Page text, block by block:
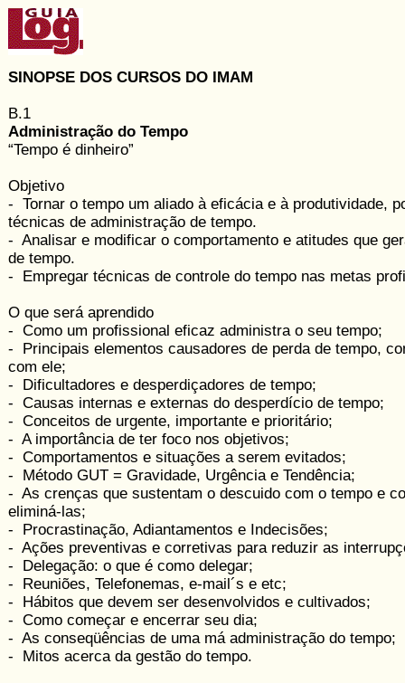
SINOPSE DOS CURSOS DO IMAM
B.1
Administração do Tempo
“Tempo é dinheiro”
Objetivo
- Tornar o tempo um aliado à eficácia e à produtividade,
técnicas de administração de tempo.
- Analisar e modificar o comportamento e atitudes que
de tempo.
- Empregar técnicas de controle do tempo nas metas
O que será aprendido
- Como um profissional eficaz administra o seu tempo;
- Principais elementos causadores de perda de tempo,
com ele;
- Dificultadores e desperdiçadores de tempo;
- Causas internas e externas do desperdício de tempo;
- Conceitos de urgente, importante e prioritário;
- A importância de ter foco nos objetivos;
- Comportamentos e situações a serem evitados;
- Método GUT = Gravidade, Urgência e Tendência;
- As crenças que sustentam o descuido com o tempo e
eliminá-las;
- Procrastinação, Adiantamentos e Indecisões;
- Ações preventivas e corretivas para reduzir as
- Delegação: o que é como delegar;
- Reuniões, Telefonemas, e-mail´s e etc;
- Hábitos que devem ser desenvolvidos e ­cultivados;
- Como começar e encerrar seu dia;
- As conseqüências de uma má administração do tempo;
- Mitos acerca da gestão do tempo.